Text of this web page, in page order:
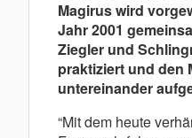
Magirus wird
Jahr 2001
Ziegler und
praktiziert und den
untereinander
“Mit dem heute